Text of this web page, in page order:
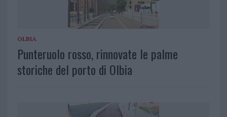
OLBIA
Punteruolo rosso, rinnovate le palme
storiche del porto di Olbia